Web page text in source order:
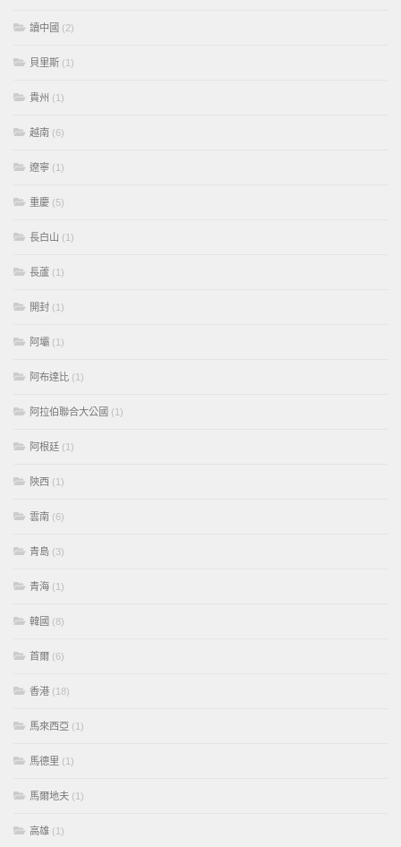
讀中國 (2)
貝里斯 (1)
貴州 (1)
越南 (6)
遼寧 (1)
重慶 (5)
長白山 (1)
長蘆 (1)
開封 (1)
阿壩 (1)
阿布達比 (1)
阿拉伯聯合大公國 (1)
阿根廷 (1)
陝西 (1)
雲南 (6)
青島 (3)
青海 (1)
韓國 (8)
首爾 (6)
香港 (18)
馬來西亞 (1)
馬德里 (1)
馬爾地夫 (1)
高雄 (1)